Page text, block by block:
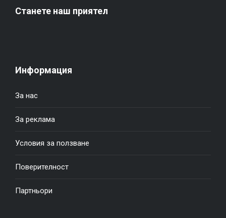
Станете наш приятел
Информация
За нас
За реклама
Условия за ползване
Поверителност
Партньори